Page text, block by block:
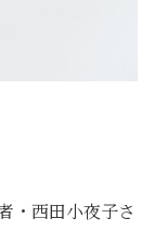
・西田小夜子さ